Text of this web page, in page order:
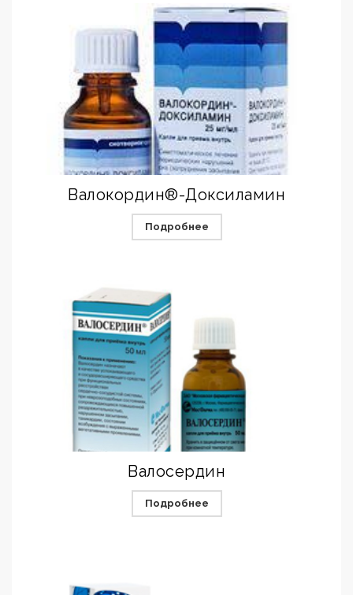
Валокордин®-Доксиламин
Подробнее
Валосердин
Подробнее